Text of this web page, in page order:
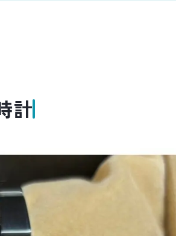
計